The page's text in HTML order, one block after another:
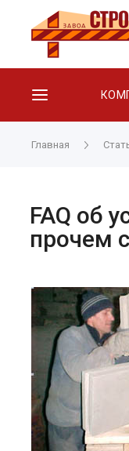
Главная
FAQ об
прочем